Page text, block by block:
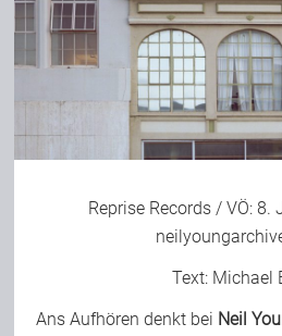
Reprise Records / VÖ:
Text: Michael
Ans Aufhören denkt bei Neil